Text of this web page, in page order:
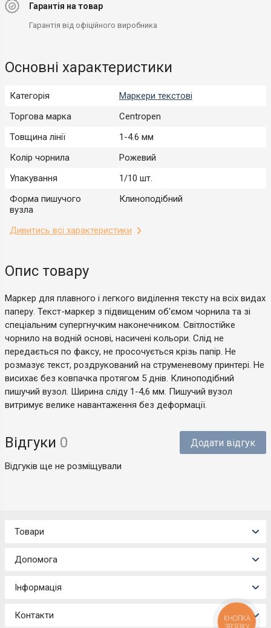
Гарантія на товар
Гарантія від офіційного виробника
Основні характеристики
Категорія
Маркери текстові
Торгова марка
Centropen
Товщина лінії
1-4.6 мм
Колір чорнила
Рожевий
Упакування
1/10 шт.
Форма пишучого
вузла
Клиноподібний
Дивитись всі характеристики
Опис товару
Маркер для плавного і легкого виділення тексту на всіх видах
паперу. Текст-маркер з підвищеним об'ємом чорнила та зі
спеціальним супергнучким наконечником. Світлостійке
чорнило на водній основі, насичені кольори. Слід не
передається по факсу, не просочується крізь папір. Не
розмазує текст, роздрукований на струменевому принтері. Не
висихає без ковпачка протягом 5 днів. Клиноподібний
пишучий вузол. Ширина сліду 1-4,6 мм. Пишучий вузол
витримує велике навантаження без деформації.
Відгуки 0 Додати відгук
Відгуків ще не розміщували
Товари
Допомога
Інформація
Контакти
КНОПКА